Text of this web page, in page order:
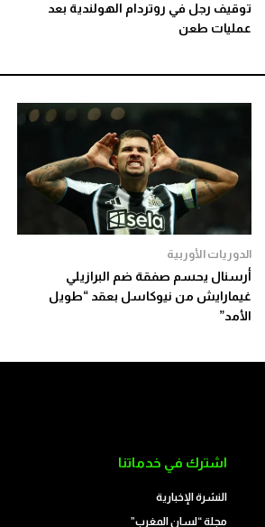
توقيف رجل في روتردام الهولندية بعد
عمليات طعن
الدوريات الأوربية
أرسنال يحسم صفقة ضم البرازيلي
غيمارايش من نيوكاسل بعقد “طويل
الأمد”
اشترك في خدماتنا
النشرة الإخبارية
مجلة “لسان المغرب”